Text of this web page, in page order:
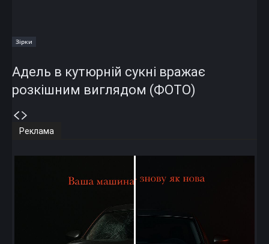
Зірки
Адель в кутюрній сукні вражає
розкішним виглядом (ФОТО)
Реклама